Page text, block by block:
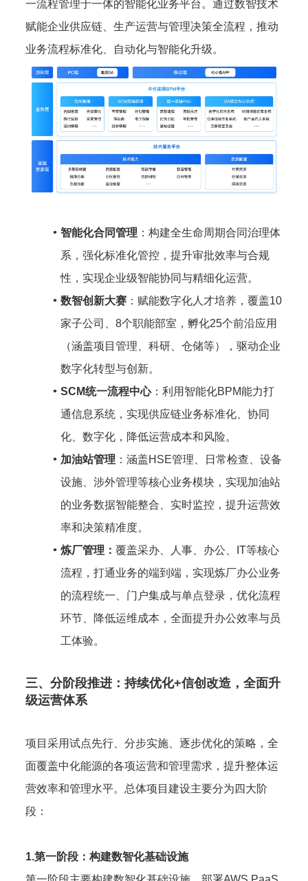
一流程管理于一体的智能化业务平台。通过数智技术
赋能企业供应链、生产运营与管理决策全流程，推动
业务流程标准化、自动化与智能化升级。
智能化合同管理 ：构建全生命周期合同治理体
系，强化标准化管控，提升审批效率与合规
性，实现企业级智能协同与精细化运营。
数智创新大赛：赋能数字化人才培养，覆盖10
家子公司、8个职能部室，孵化25个前沿应用
（涵盖项目管理、科研、仓储等），驱动企业
数字化转型与创新。
SCM统一流程中心：利用智能化BPM能力打
通信息系统，实现供应链业务标准化、协同
化、数字化，降低运营成本和风险。
加油站管理 ：涵盖HSE管理、日常检查、设备
设施、涉外管理等核心业务模块，实现加油站
的业务数据智能整合、实时监控，提升运营效
率和决策精准度。
炼厂管理： 覆盖采办、人事、办公、IT等核心
流程，打通业务的端到端，实现炼厂办公业务
的流程统一、门户集成与单点登录，优化流程
环节、降低运维成本，全面提升办公效率与员
工体验。
三、分阶段推进：持续优化+信创改造，全面升
级运营体系
项目采用试点先行、分步实施、逐步优化的策略，全
面覆盖中化能源的各项运营和管理需求，提升整体运
营效率和管理水平。总体项目建设主要分为四大阶
段：
1.第一阶段：构建数智化基础设施